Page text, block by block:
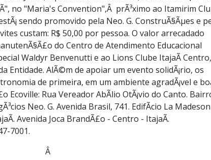
no "Maria's Convention",Â prÃ³ximo ao Itamirim
sendo promovido pela Neo. G. ConstruÃ§Ãµes e
custam: R$ 50,00 por pessoa. O valor arrecadado
do Centro de Atendimento Educacional
Waldyr Benvenutti e ao Lions Clube ItajaÃ­ Centro,
Entidade. AlÃ©m de apoiar um evento solidÃ¡rio, os
de primeira, em um ambiente agradÃ¡vel e
Ecoville: Rua Vereador AbÃ­lio OtÃ¡vio do Canto.
Neo. G. Avenida Brasil, 741. EdifÃ­cio La
Avenida Joca BrandÃ£o - Centro - ItajaÃ­.
7001.
Â